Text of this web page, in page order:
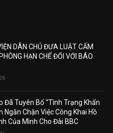
DÂN CHỦ ĐƯA LUẬT CẤM
HẠN CHẾ ĐỐI VỚI BÁO
Đã Tuyên Bố “Tình Trạng Khẩn
Ngăn Chặn Việc Công Khai Hồ
Của Mình Cho Đài BBC